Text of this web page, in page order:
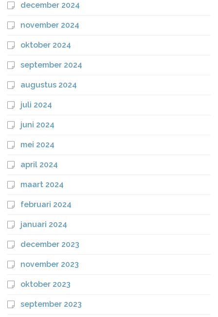
december 2024
november 2024
oktober 2024
september 2024
augustus 2024
juli 2024
juni 2024
mei 2024
april 2024
maart 2024
februari 2024
januari 2024
december 2023
november 2023
oktober 2023
september 2023